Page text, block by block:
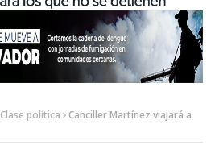
Clase política
Canciller Martínez viajará a